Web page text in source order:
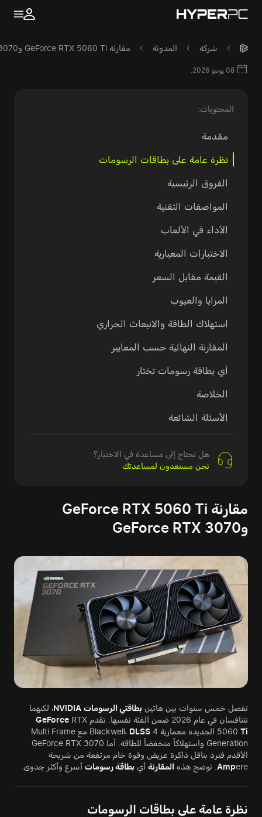
شركة المدونة مقارنة GeForce RTX 5060 Ti وGeForce RTX 3070
المحتويات:
مقدمة
نظرة عامة على بطاقات الرسومات
الفروق الرئيسية
المواصفات التقنية
الأداء في الألعاب
الاختبارات المعيارية
القيمة مقابل السعر
المزايا والعيوب
استهلاك الطاقة والانبعاث الحراري
المقارنة النهائية حسب المعايير
أي بطاقة رسومات تختار
الخلاصة
الأسئلة الشائعة
هل تحتاج إلى مساعدة في الاختيار؟
نحن مستعدون لمساعدتك
مقارنة GeForce RTX 5060 Ti
وGeForce RTX 3070
تفصل خمس سنوات بين هاتين بطاقتي الرسومات NVIDIA، لكنهما
تتنافسان في عام 2026 ضمن الفئة نفسها. تقدم
GeForce RTX
5060 Ti الجديدة معمارية Blackwell، DLSS
4 مع Multi Frame
Generation واستهلاكاً منخفضاً للطاقة. أما GeForce RTX 3070
الأقدم فترد بناقل ذاكرة عريض وقوة خام مرتفعة من شريحة
Ampere. توضح هذه المقارنة أي بطاقة رسومات أسرع وأكثر جدوى.
نظرة عامة على بطاقات الرسومات